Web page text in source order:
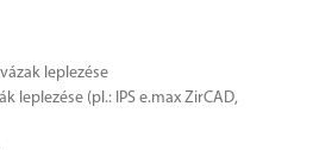
leplezése
leplezése (pl.: IPS e.max ZirCAD,